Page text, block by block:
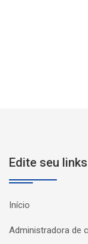
Edite seu links
Início
Administradora de